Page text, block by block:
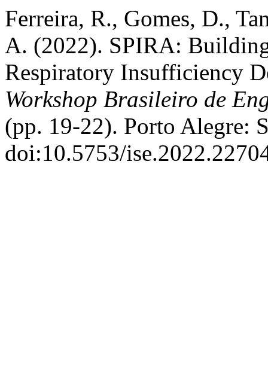
Ferreira, R., Gomes, D.,
A. (2022). SPIRA:
Respiratory Insufficiency
Workshop Brasileiro de
(pp. 19-22). Porto Alegre:
doi:10.5753/